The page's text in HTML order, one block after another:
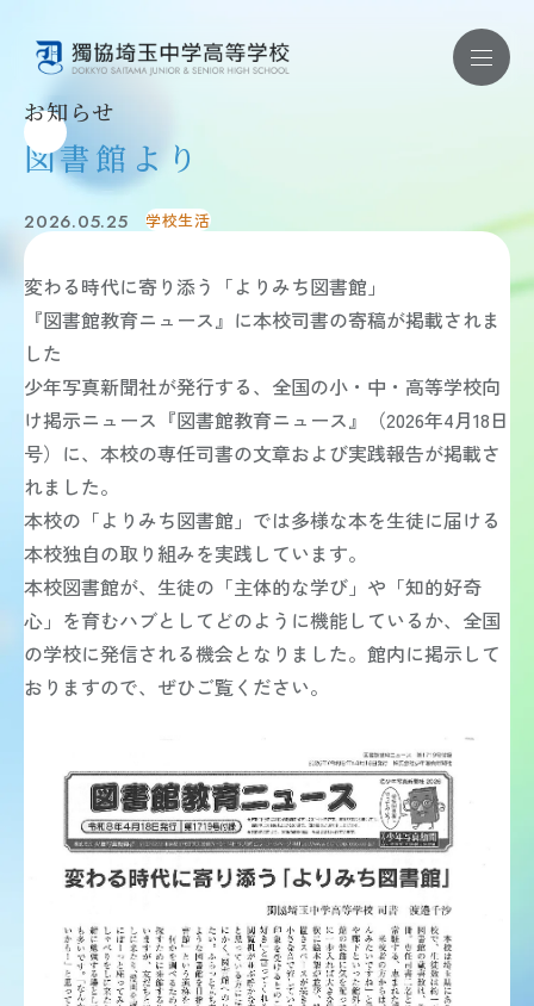
学校紹介
教育理念
学校概要
施設・制服・学校紹介動画
安全対策・健康管理
学校評価・財務状況
教育内容
教育内容 TOP
教育方針
学習内容
獨協コース
国際教育・語学教育
中学 総合学習
ICT教育
図書館
教員メッセージ
学校生活
学校生活 TOP
年間行事
在校生メッセージ
進路・進学
進路・進学 TOP
進路指導
進学実績
他大学との連携
活躍する卒業生
入試情報
お問い合わせ ｜ 資料請求
お知らせ
図書館より
2026.05.25 学校生活
変わる時代に寄り添う「よりみち図書館」
『図書館教育ニュース』に本校司書の寄稿が掲載されま
した
少年写真新聞社が発行する、全国の小・中・高等学校向
け掲示ニュース『図書館教育ニュース』（2026年4月18日
号）に、本校の専任司書の文章および実践報告が掲載さ
れました。
本校の「よりみち図書館」では多様な本を生徒に届ける
本校独自の取り組みを実践しています。
本校図書館が、生徒の「主体的な学び」や「知的好奇
心」を育むハブとしてどのように機能しているか、全国
の学校に発信される機会となりました。館内に掲示して
おりますので、ぜひご覧ください。